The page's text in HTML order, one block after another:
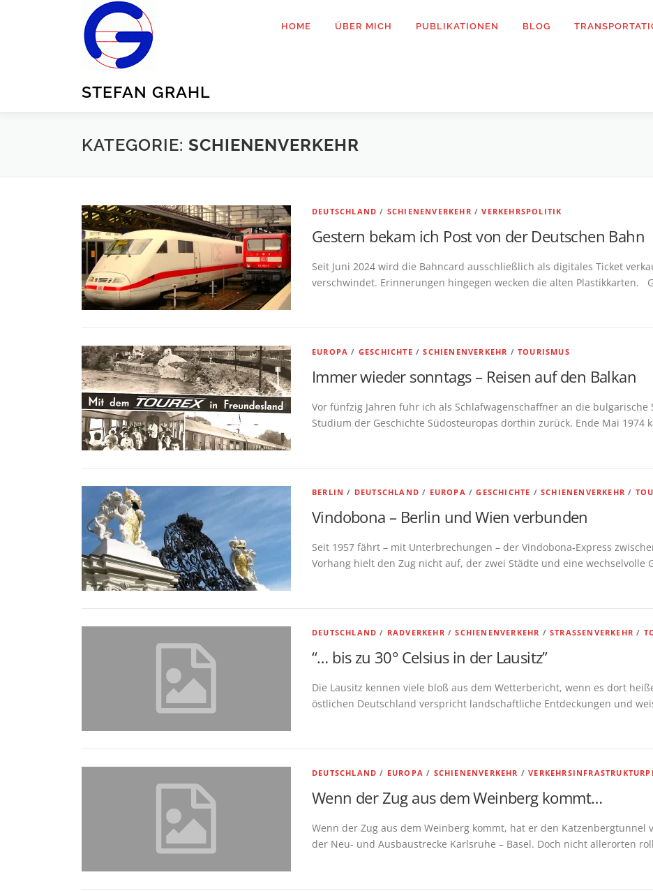
STEFAN GRAHL
HOME ÜBER MICH PUBLIKATIONEN BLOG
KATEGORIE: SCHIENENVERKEHR
DEUTSCHLAND / SCHIENENVERKEHR /VERKEHRSPOLITIK
Gestern bekam ich Post von der Deutschen Bahn
Seit Juni 2024 wird die Bahncard ausschließlich als digitales Ticket
verschwindet. Erinnerungen hingegen wecken die alten Plastikkarten.
EUROPA / GESCHICHTE /SCHIENENVERKEHR /TOURISMUS
Immer wieder sonntags – Reisen auf den Balkan
Vor fünfzig Jahren fuhr ich als Schlafwagenschaffner an die
Studium der Geschichte Südosteuropas dorthin zurück. Ende Mai 1974
BERLIN / DEUTSCHLAND / EUROPA /GESCHICHTE /SCHIENENVERKEHR /
Vindobona – Berlin und Wien verbunden
Seit 1957 fährt – mit Unterbrechungen – der Vindobona-Express
Vorhang hielt den Zug nicht auf, der zwei Städte und eine wechselvolle
DEUTSCHLAND / RADVERKEHR /SCHIENENVERKEHR /STRASSENVERKEHR /
“… bis zu 30° Celsius in der Lausitz”
Die Lausitz kennen viele bloß aus dem Wetterbericht, wenn es dort
östlichen Deutschland verspricht landschaftliche Entdeckungen und
DEUTSCHLAND / EUROPA / SCHIENENVERKEHR /
Wenn der Zug aus dem Weinberg kommt…
Wenn der Zug aus dem Weinberg kommt, hat er den Katzenbergtunnel
der Neu- und Ausbaustrecke Karlsruhe – Basel. Doch nicht allerorten